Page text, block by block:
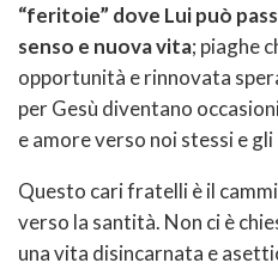
“feritoie” dove Lui può
senso e nuova vita; piaghe
opportunità e rinnovata
per Gesù diventano
e amore verso noi stessi e
Questo cari fratelli è il
verso la santità. Non ci è
una vita disincarnata e